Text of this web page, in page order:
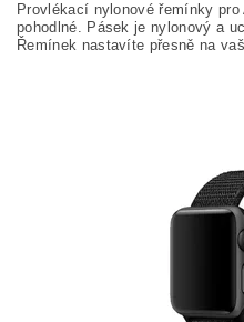
Provlékací nylonové řemínky
pohodlné. Pásek je nylonový a
Řemínek nastavíte přesně na